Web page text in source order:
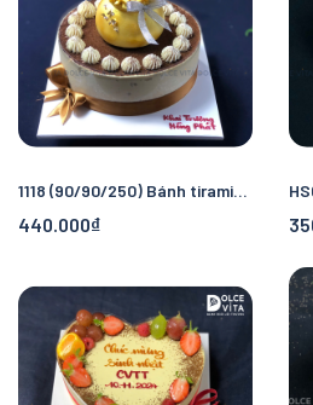
1118 (90/90/250) Bánh tiramisu trang trí túi tiền/ hũ vàng
440.000₫